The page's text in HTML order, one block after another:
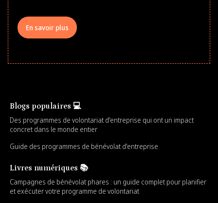
En savoir plus
Blogs populaires 💻
Des programmes de volontariat d'entreprise qui ont un impact
concret dans le monde entier
Guide des programmes de bénévolat d'entreprise
Livres numériques 📚
Campagnes de bénévolat phares : un guide complet pour planifier
et exécuter votre programme de volontariat